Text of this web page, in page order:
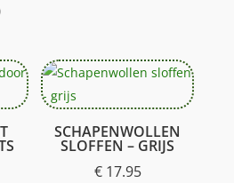
Prijsklasse:
tot
€ 70.00
SCHAPENWOLLEN
SLOFFEN – GRIJS
€17.95